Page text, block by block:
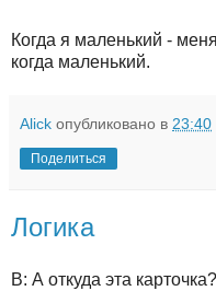
Когда я маленький -
когда маленький.
Alick опубликовано в 23:40
Поделиться
Логика
В: А откуда эта карточка?